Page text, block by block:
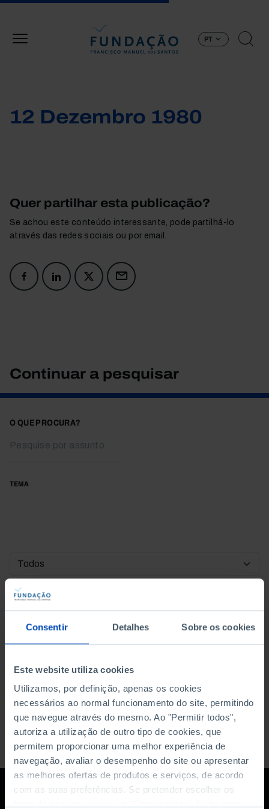
Consentir Detalhes Sobre os cookies
Este website utiliza cookies
Utilizamos, por definição, apenas os cookies
necessários ao normal funcionamento do site, permitindo
que navegue através do mesmo. Ao "Permitir todos",
autoriza a utilização de outro tipo de cookies, que
permitem proporcionar uma melhor experiência de
navegação, avaliar o desempenho do site ou apresentar
as melhores ofertas de produtos e serviços, de acordo
com as suas preferências. Se pretender escolher os
PT
12 Dezembro 1980
Quer partilhar esta publicação?
Se achou este conteúdo interessante, pode partilhá-lo
através das redes sociais ou por email.
Continuar a pesquisar
O QUE PROCURA?
TEMA
DATA DE INÍCIO
DATA DE FIM